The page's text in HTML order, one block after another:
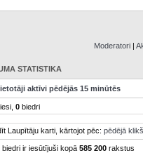
Moderatori |
STATISTIKA
aktīvi pēdējās 15 minūtēs
0biedri
Laupītāju karti, kārtojot pēc: pēdējā
biedri ir iesūtījuši kopā 585 200rakstus